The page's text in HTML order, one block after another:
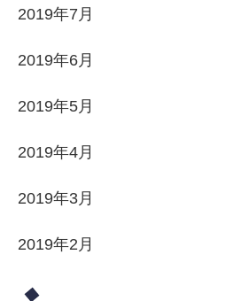
2019年7月
2019年6月
2019年5月
2019年4月
2019年3月
2019年2月